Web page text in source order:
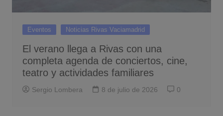
Eventos Noticias Rivas Vaciamadrid
El verano llega a Rivas con una
completa agenda de conciertos, cine,
teatro y actividades familiares
Sergio Lombera 8 de julio de 2026 0